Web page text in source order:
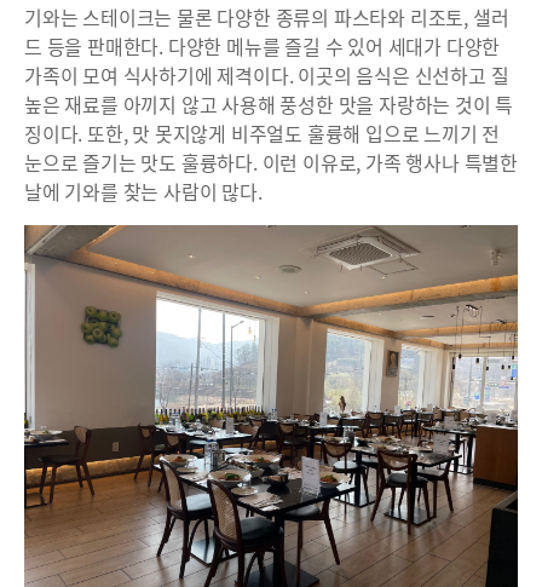
기와는 스테이크는 물론 다양한 종류의 파스타와 리조토, 샐러
드 등을 판매한다. 다양한 메뉴를 즐길 수 있어 세대가 다양한
가족이 모여 식사하기에 제격이다. 이곳의 음식은 신선하고 질
높은 재료를 아끼지 않고 사용해 풍성한 맛을 자랑하는 것이 특
징이다. 또한, 맛 못지않게 비주얼도 훌륭해 입으로 느끼기 전
눈으로 즐기는 맛도 훌륭하다. 이런 이유로, 가족 행사나 특별한
날에 기와를 찾는 사람이 많다.